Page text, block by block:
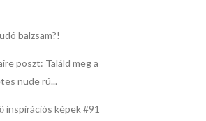
balzsam?!
poszt: Találd meg a
nude rú...
inspirációs képek #91